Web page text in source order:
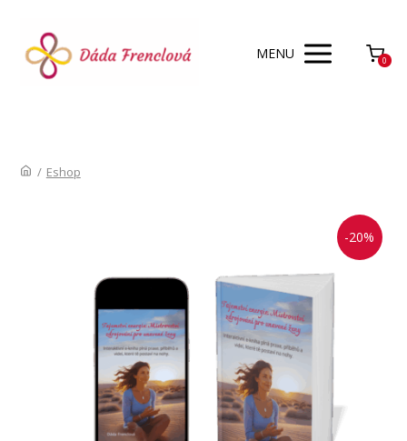
MENU 0
/ Eshop
-20%